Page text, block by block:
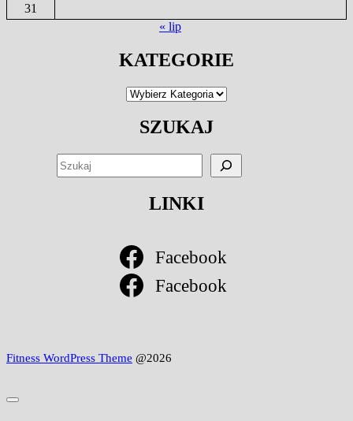
31
« lip
KATEGORIE
Kategorie
SZUKAJ
LINKI
Facebook
Facebook
Fitness WordPress Theme @2026
Scroll